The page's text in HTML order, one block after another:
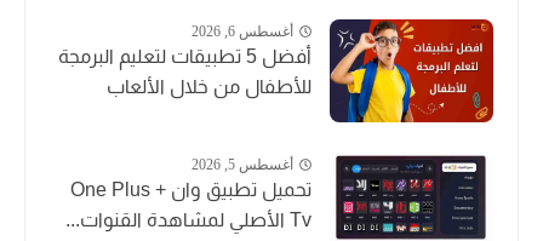
أغسطس 6, 2026
أفضل 5 تطبيقات لتعليم البرمجة
للأطفال من خلال الألعاب
أغسطس 5, 2026
تحميل تطبيق وان + One Plus
Tv الأصلي لمشاهدة القنوات...